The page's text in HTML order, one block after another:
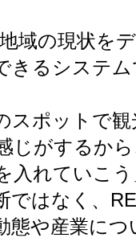
域の現状を
きるシステ
スポットで
じがするか
入れていこ
ではなく、
態や産業につ